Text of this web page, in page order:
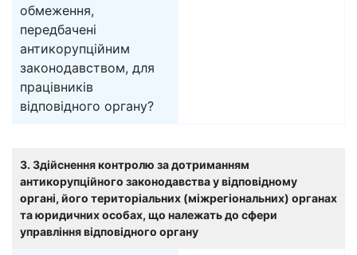
обмеження,
передбачені
антикорупційним
законодавством, для
працівників
відповідного органу?
3. Здійснення контролю за дотриманням
антикорупційного законодавства у відповідному
органі, його територіальних (міжрегіональних) органах
та юридичних особах, що належать до сфери
управління відповідного органу